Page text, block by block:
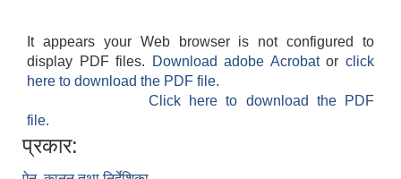
It appears your Web browser is not configured to
display PDF files.
Download adobe Acrobatorclick
here to download the PDF file.
Click here to download the PDF
file.
प्रकार: